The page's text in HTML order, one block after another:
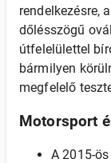
rendelkezésre,
dőlésszögű
útfelelülettel
bármilyen
megfelelő
Motorsport
A 2015-